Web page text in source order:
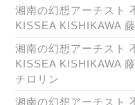
湘南の幻想アーチスト
KISSEA KISHIKAWA
湘南の幻想アーチスト
KISSEA KISHIKAWA
チロリン
湘南の幻想アーチスト